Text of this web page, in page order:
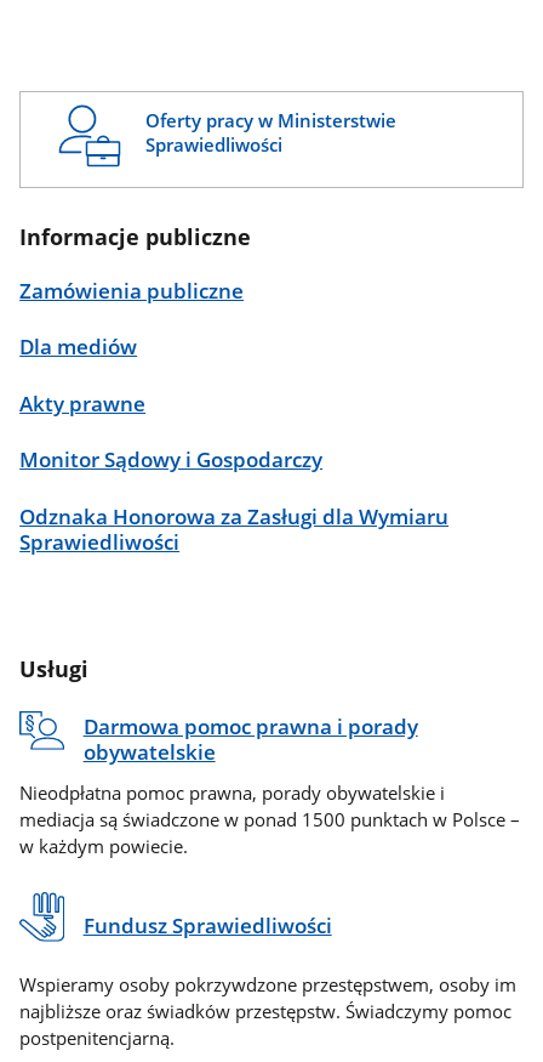
Oferty pracy w Ministerstwie
Sprawiedliwości
Informacje publiczne
Zamówienia publiczne
Dla mediów
Akty prawne
Monitor Sądowy i Gospodarczy
Odznaka Honorowa za Zasługi dla Wymiaru
Sprawiedliwości
Usługi
Darmowa pomoc prawna i porady
obywatelskie
Nieodpłatna pomoc prawna, porady obywatelskie i
mediacja są świadczone w ponad 1500 punktach w Polsce –
w każdym powiecie.
Fundusz Sprawiedliwości
Wspieramy osoby pokrzywdzone przestępstwem, osoby im
najbliższe oraz świadków przestępstw. Świadczymy pomoc
postpenitencjarną.